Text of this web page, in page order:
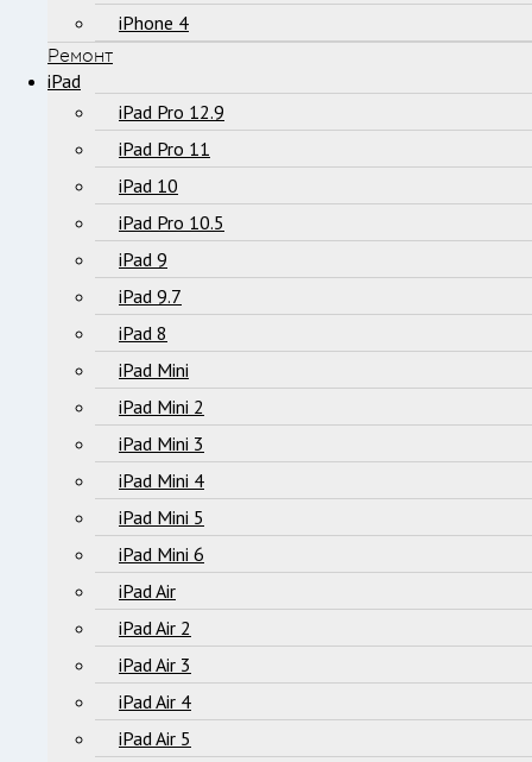
iPhone 4
Ремонт
iPad
iPad Pro 12.9
iPad Pro 11
iPad 10
iPad Pro 10.5
iPad 9
iPad 9.7
iPad 8
iPad Mini
iPad Mini 2
iPad Mini 3
iPad Mini 4
iPad Mini 5
iPad Mini 6
iPad Air
iPad Air 2
iPad Air 3
iPad Air 4
iPad Air 5